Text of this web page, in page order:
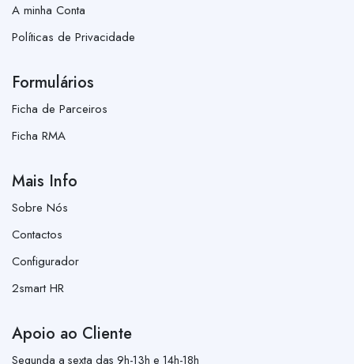
A minha Conta
Políticas de Privacidade
Formulários
Ficha de Parceiros
Ficha RMA
Mais Info
Sobre Nós
Contactos
Configurador
2smart HR
Apoio ao Cliente
Segunda a sexta das 9h-13h e 14h-18h